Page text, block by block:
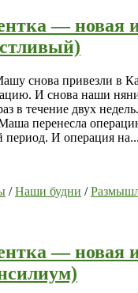
— новая
снова привезли в
И снова наши
в течение двух
перенесла
период. И операция на...
/Наши будни /
— новая